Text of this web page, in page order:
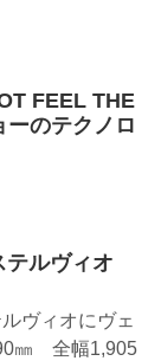
FEEL THE
のテクノロ
ルヴィオ
ヴィオにヴェ
㎜ 全幅1,905